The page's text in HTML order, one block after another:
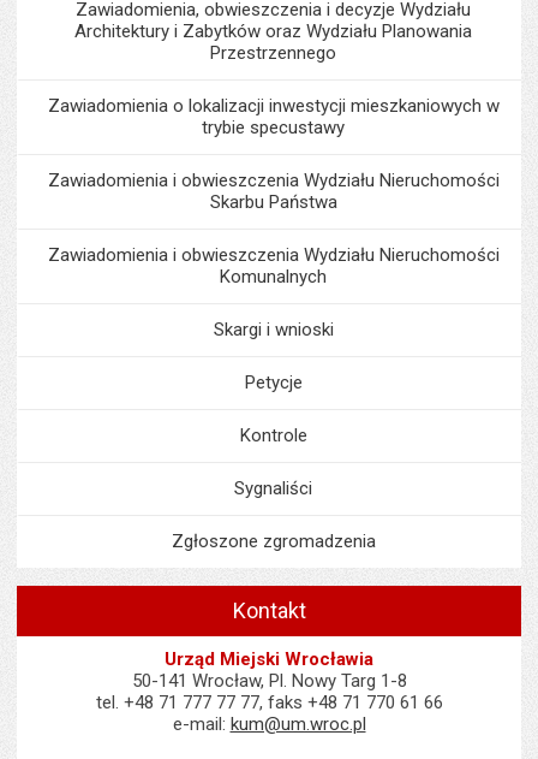
Zawiadomienia, obwieszczenia i decyzje Wydziału
Architektury i Zabytków oraz Wydziału Planowania
Przestrzennego
Zawiadomienia o lokalizacji inwestycji mieszkaniowych w
trybie specustawy
Zawiadomienia i obwieszczenia Wydziału Nieruchomości
Skarbu Państwa
Zawiadomienia i obwieszczenia Wydziału Nieruchomości
Komunalnych
Skargi i wnioski
Petycje
Kontrole
Sygnaliści
Zgłoszone zgromadzenia
Kontakt
Urząd Miejski Wrocławia
50-141 Wrocław, Pl. Nowy Targ 1-8
tel. +48 71 777 77 77, faks +48 71 770 61 66
e-mail: kum@um.wroc.pl